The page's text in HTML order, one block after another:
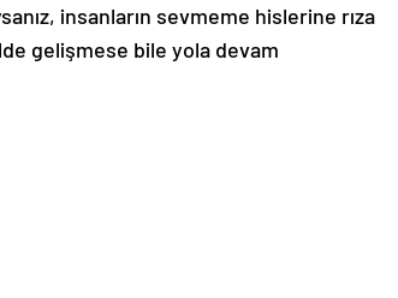
insanların sevmeme hislerine rıza
gelişmese bile yola devam